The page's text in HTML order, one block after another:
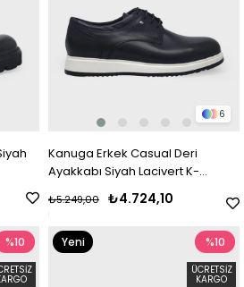
6
Kanuga Erkek Casual Deri
Ayakkabı Siyah Lacivert K-
₺4.724,10
₺5.249,00
%10 %10
ÜCRETSIZ
KARGO
Yeni